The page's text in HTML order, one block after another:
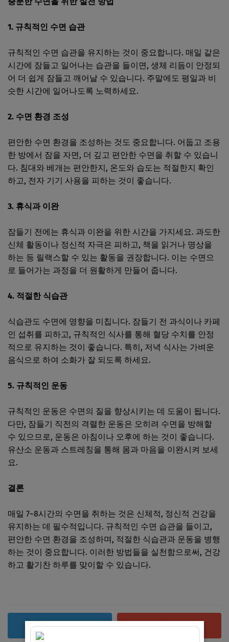
1. 규칙적인 수면 습관
규칙적인 수면 습관을 유지하는 것이 중요합니다. 매일 같은
시간에 잠들고 일어나는 습관을 들이면, 생체 리듬이 안정되
어 더 쉽게 잠들고 깨어날 수 있습니다. 주말에도 평일과 비
슷한 시간에 일어나도록 노력하세요.
2. 수면 환경 조성
편안한 수면 환경을 조성하는 것도 중요합니다. 어둡고 조용
한 방에서 잠을 자면, 더 깊고 편안한 수면을 취할 수 있습니
다. 침대와 베개는 편안한지, 온도와 습도는 적절한지 확인
하고, 전자 기기 사용을 피하는 것이 좋습니다.
3. 휴식과 이완
잠들기 전에는 휴식과 이완을 위한 시간을 가지세요. 과도한
신체 활동이나 정신적 자극은 피하고, 책을 읽거나 명상을
하는 등 릴랙스할 수 있는 활동을 권장합니다. 이는 수면으
로 들어가는 과정을 더 원활하게 만들어 줍니다.
4. 적절한 식습관
식습관도 수면에 영향을 미칩니다. 잠들기 전 과식이나 카페
인 섭취를 피하고, 규칙적인 식사를 통해 혈당 수치를 안정
적으로 유지하는 것이 좋습니다. 특히, 저녁 식사는 가벼운
음식으로 하여 소화가 잘 되도록 하세요.
5. 규칙적인 운동
규칙적인 운동은 수면의 질을 향상시키는 데 도움이 됩니다.
다만, 잠들기 직전의 격렬한 운동은 오히려 수면을 방해할
수 있으므로, 운동은 아침이나 오후에 하는 것이 좋습니다.
유산소 운동과 스트레칭을 통해 몸과 마음을 이완시켜 보세
요.
결론
매일 7~8시간의 수면을 취하는 것은 신체적, 정신적 건강을
유지하는 데 필수적입니다. 규칙적인 수면 습관을 들이고,
편안한 수면 환경을 조성하며, 적절한 식습관과 운동을 병행
하는 것이 중요합니다. 이러한 방법들을 실천함으로써, 건강
하고 활기찬 하루를 맞이할 수 있습니다.
복사 공유